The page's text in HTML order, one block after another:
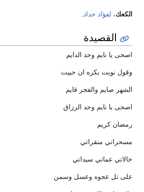
الكعك، لفؤاد حداد
القصيدة
اصحى يا نايم وحد الدايم
وقول نويت بكره ان حييت
الشهر صايم والفجر قايم
اصحى يا نايم وحد الرزاق
رمضان كريم
مسحراتي منقراتي
خالاتي عماتي سيداتي
على تل عجوه وعسل وسمن